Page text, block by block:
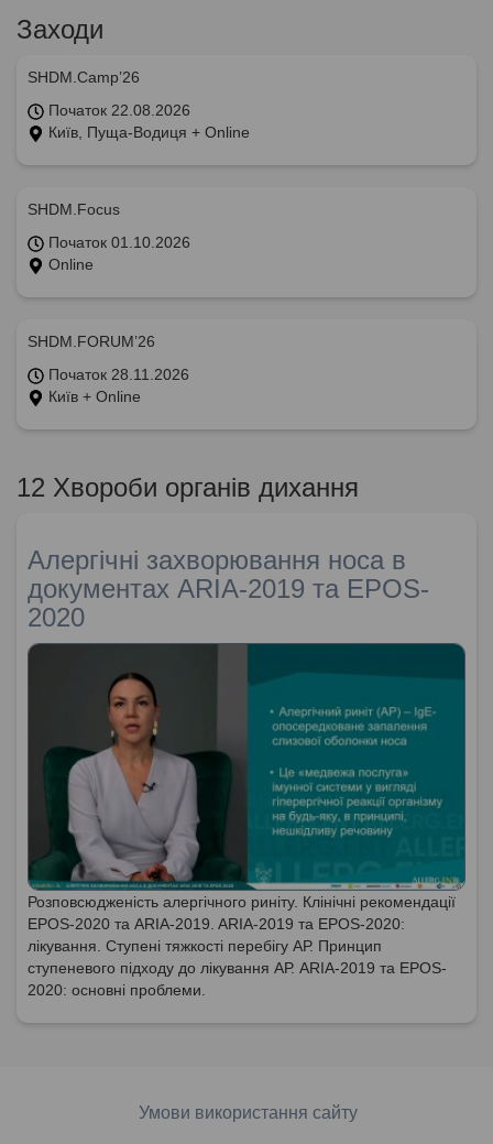
Заходи
SHDM.Camp’26
Початок 22.08.2026
Київ, Пуща-Водиця + Online
SHDM.Focus
Початок 01.10.2026
Online
SHDM.FORUM’26
Початок 28.11.2026
Київ + Online
12 Хвороби органів дихання
Алергічні захворювання носа в
документах ARIA-2019 та EPOS-
2020
Розповсюдженість алергічного риніту. Клінічні рекомендації
EPOS-2020 та ARIA-2019. ARIA-2019 та EPOS-2020:
лікування. Ступені тяжкості перебігу АР. Принцип
ступеневого підходу до лікування АР. ARIA-2019 та EPOS-
2020: основні проблеми.
Умови використання сайту